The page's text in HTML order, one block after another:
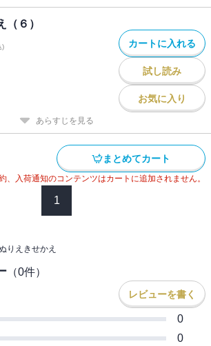
（６）
) カートに入れる
試し読み
お気に入り
あらすじを見る
まとめてカート
、入荷通知のコンテンツはカートに追加されません。
1
りえきせかえ
（0件）
レビューを書く
0
0